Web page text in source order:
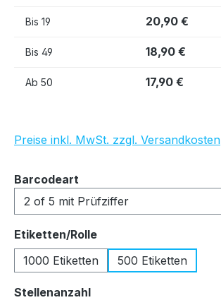
Bis 19 20,90 €
Bis 49 18,90 €
Ab 50 17,90 €
Preise inkl. MwSt. zzgl. Versandkosten
Barcodeart
Etiketten/Rolleauswählen
1000 Etiketten
500 Etiketten
Stellenanzahlauswählen